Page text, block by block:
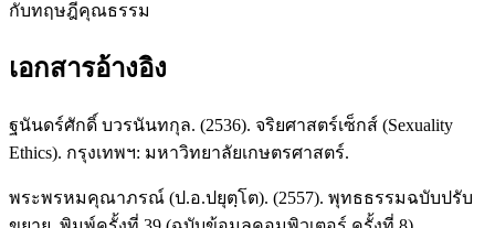
กับทฤษฎีคุณธรรม
เอกสารอ้างอิง
ฐนันดร์ศักดิ์ บวรนันทกุล. (2536). จริยศาสตร์เซ็กส์ (Sexuality
Ethics). กรุงเทพฯ: มหาวิทยาลัยเกษตรศาสตร์.
พระพรหมคุณาภรณ์ (ป.อ.ปยุตฺโต). (2557). พุทธธรรมฉบับปรับ